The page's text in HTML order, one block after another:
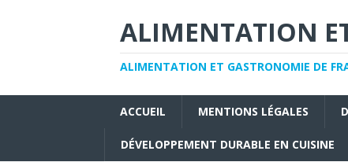
ALIMENTATION
ALIMENTATION ET GASTRONOMIE DE
ACCUEIL MENTIONS LÉGALES
DÉVELOPPEMENT DURABLE EN CUISINE